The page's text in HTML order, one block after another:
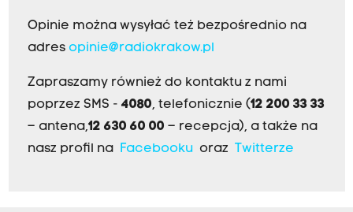
Opinie można wysyłać też bezpośrednio na
adres opinie@radiokrakow.pl
Zapraszamy również do kontaktu z nami
poprzez SMS - 4080, telefonicznie (12 200 33 33
– antena,12 630 60 00 – recepcja), a także na
nasz profil na Facebookuoraz Twitterze